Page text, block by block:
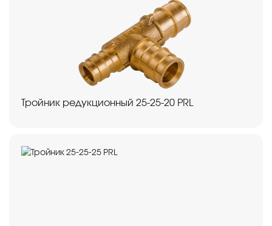
Тройник редукционный 25-25-20 PRL